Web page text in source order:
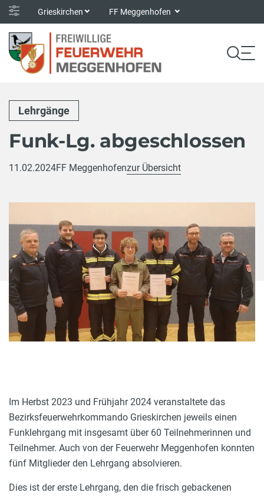
Grieskirchen FF Meggenhofen
Lehrgänge
Funk-Lg. abgeschlossen
11.02.2024FF Meggenhofenzur Übersicht
Im Herbst 2023 und Frühjahr 2024 veranstaltete das
Bezirksfeuerwehrkommando Grieskirchen jeweils einen
Funklehrgang mit insgesamt über 60 Teilnehmerinnen und
Teilnehmer. Auch von der Feuerwehr Meggenhofen konnten
fünf Mitglieder den Lehrgang absolvieren.
Dies ist der erste Lehrgang, den die frisch gebackenen